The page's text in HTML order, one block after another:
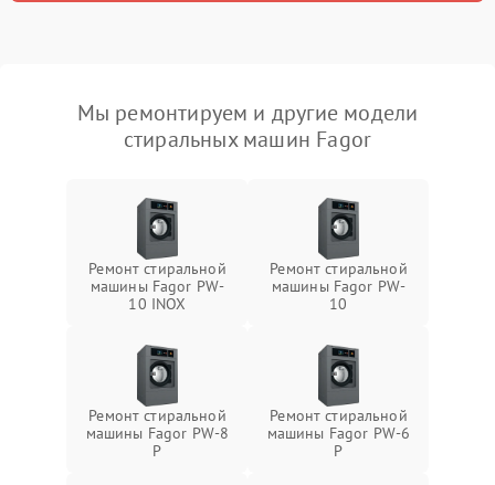
Мы ремонтируем и другие модели
стиральных машин Fagor
Ремонт стиральной
машины Fagor PW-
10 INOX
Ремонт стиральной
машины Fagor PW-
10
Ремонт стиральной
машины Fagor PW-8
P
Ремонт стиральной
машины Fagor PW-6
P